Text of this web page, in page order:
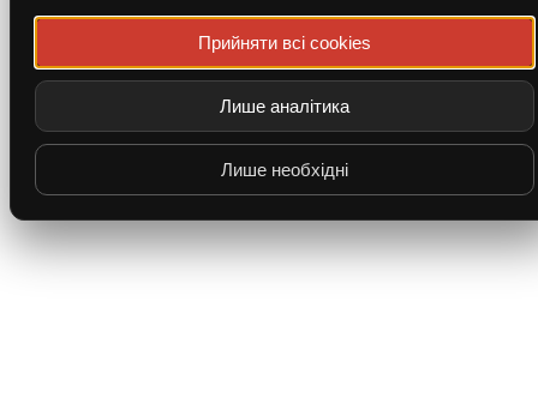
Прийняти всі cookies
Лише аналітика
Лише необхідні